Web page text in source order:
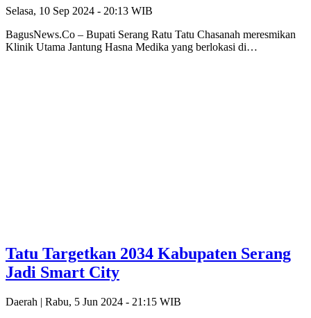
Selasa, 10 Sep 2024 - 20:13 WIB
BagusNews.Co – Bupati Serang Ratu Tatu Chasanah meresmikan
Klinik Utama Jantung Hasna Medika yang berlokasi di…
Tatu Targetkan 2034 Kabupaten Serang
Jadi Smart City
Daerah | Rabu, 5 Jun 2024 - 21:15 WIB